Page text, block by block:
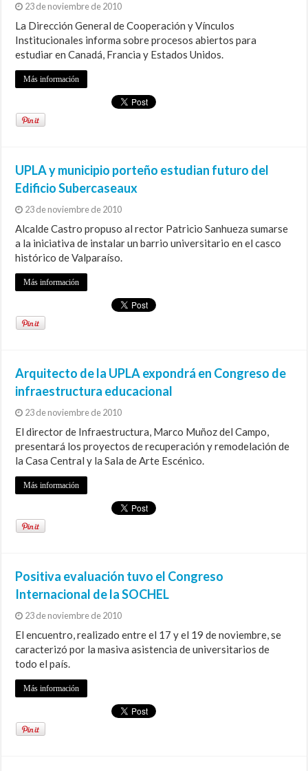
23 de noviembre de 2010
La Dirección General de Cooperación y Vínculos
Institucionales informa sobre procesos abiertos para
estudiar en Canadá, Francia y Estados Unidos.
Más información
UPLA y municipio porteño estudian futuro del
Edificio Subercaseaux
23 de noviembre de 2010
Alcalde Castro propuso al rector Patricio Sanhueza sumarse
a la iniciativa de instalar un barrio universitario en el casco
histórico de Valparaíso.
Más información
Arquitecto de la UPLA expondrá en Congreso de
infraestructura educacional
23 de noviembre de 2010
El director de Infraestructura, Marco Muñoz del Campo,
presentará los proyectos de recuperación y remodelación de
la Casa Central y la Sala de Arte Escénico.
Más información
Positiva evaluación tuvo el Congreso
Internacional de la SOCHEL
23 de noviembre de 2010
El encuentro, realizado entre el 17 y el 19 de noviembre, se
caracterizó por la masiva asistencia de universitarios de
todo el país.
Más información